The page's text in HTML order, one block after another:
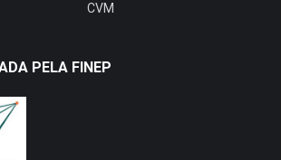
CVM
PELA FINEP